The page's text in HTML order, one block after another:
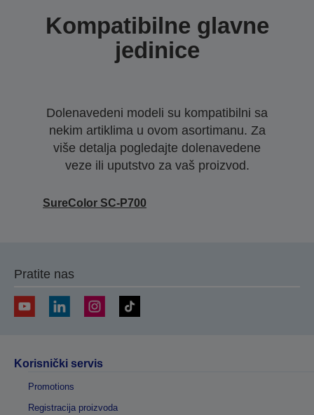
Kompatibilne glavne
jedinice
Dolenavedeni modeli su kompatibilni sa
nekim artiklima u ovom asortimanu. Za
više detalja pogledajte dolenavedene
veze ili uputstvo za vaš proizvod.
SureColor SC-P700
Pratite nas
Korisnički servis
Promotions
Registracija proizvoda